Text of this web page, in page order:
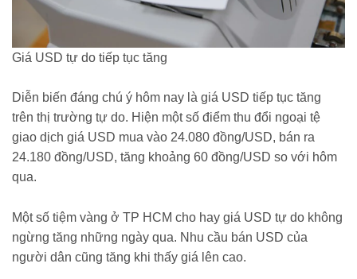
Giá USD tự do tiếp tục tăng
Diễn biến đáng chú ý hôm nay là giá USD tiếp tục tăng
trên thị trường tự do. Hiện một số điểm thu đổi ngoại tệ
giao dịch giá USD mua vào 24.080 đồng/USD, bán ra
24.180 đồng/USD, tăng khoảng 60 đồng/USD so với hôm
qua.
Một số tiệm vàng ở TP HCM cho hay giá USD tự do không
ngừng tăng những ngày qua. Nhu cầu bán USD của
người dân cũng tăng khi thấy giá lên cao.